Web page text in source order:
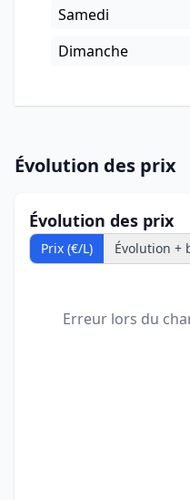
Samedi
Dimanche
Évolution des prix
Évolution des prix
Prix (€/L) Évolution +
Erreur lors du